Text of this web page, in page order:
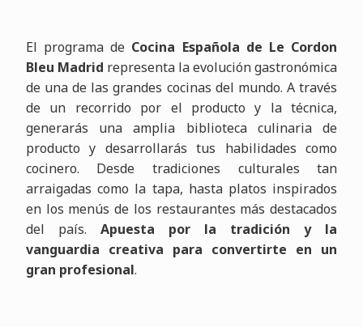
El programa de Cocina Española de Le Cordon
Bleu Madrid representa la evolución gastronómica
de una de las grandes cocinas del mundo. A través
de un recorrido por el producto y la técnica,
generarás una amplia biblioteca culinaria de
producto y desarrollarás tus habilidades como
cocinero. Desde tradiciones culturales tan
arraigadas como la tapa, hasta platos inspirados
en los menús de los restaurantes más destacados
del país. Apuesta por la tradición y la
vanguardia creativa para convertirte en un
gran profesional.